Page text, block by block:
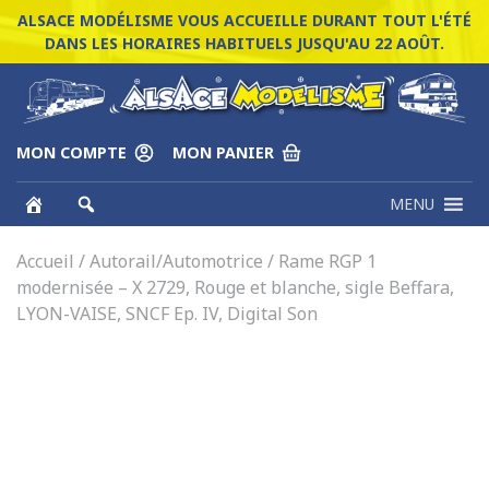
ALSACE MODÉLISME VOUS ACCUEILLE DURANT TOUT L'ÉTÉ
DANS LES HORAIRES HABITUELS JUSQU'AU 22 AOÛT.
MON COMPTE MON PANIER
MENU
Accueil /Autorail/Automotrice / Rame RGP 1
modernisée – X 2729, Rouge et blanche, sigle Beffara,
LYON-VAISE, SNCF Ep. IV, Digital Son